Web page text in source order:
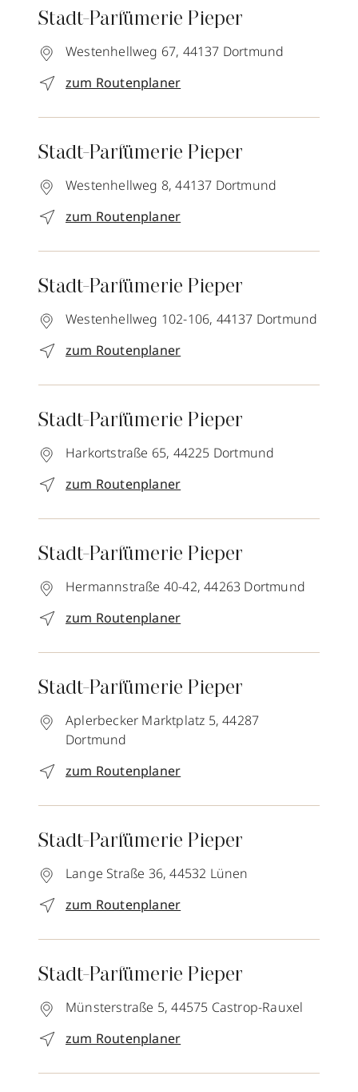
Stadt-Parfümerie Pieper
Westenhellweg 67, 44137 Dortmund
zum Routenplaner
Stadt-Parfümerie Pieper
Westenhellweg 8, 44137 Dortmund
zum Routenplaner
Stadt-Parfümerie Pieper
Westenhellweg 102-106, 44137 Dortmund
zum Routenplaner
Stadt-Parfümerie Pieper
Harkortstraße 65, 44225 Dortmund
zum Routenplaner
Stadt-Parfümerie Pieper
Hermannstraße 40-42, 44263 Dortmund
zum Routenplaner
Stadt-Parfümerie Pieper
Aplerbecker Marktplatz 5, 44287
Dortmund
zum Routenplaner
Stadt-Parfümerie Pieper
Lange Straße 36, 44532 Lünen
zum Routenplaner
Stadt-Parfümerie Pieper
Münsterstraße 5, 44575 Castrop-Rauxel
zum Routenplaner